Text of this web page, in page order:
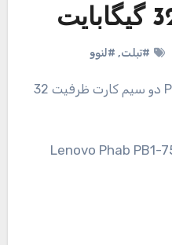
#تبلت, #لنوو
Lenovo Phab PB1-